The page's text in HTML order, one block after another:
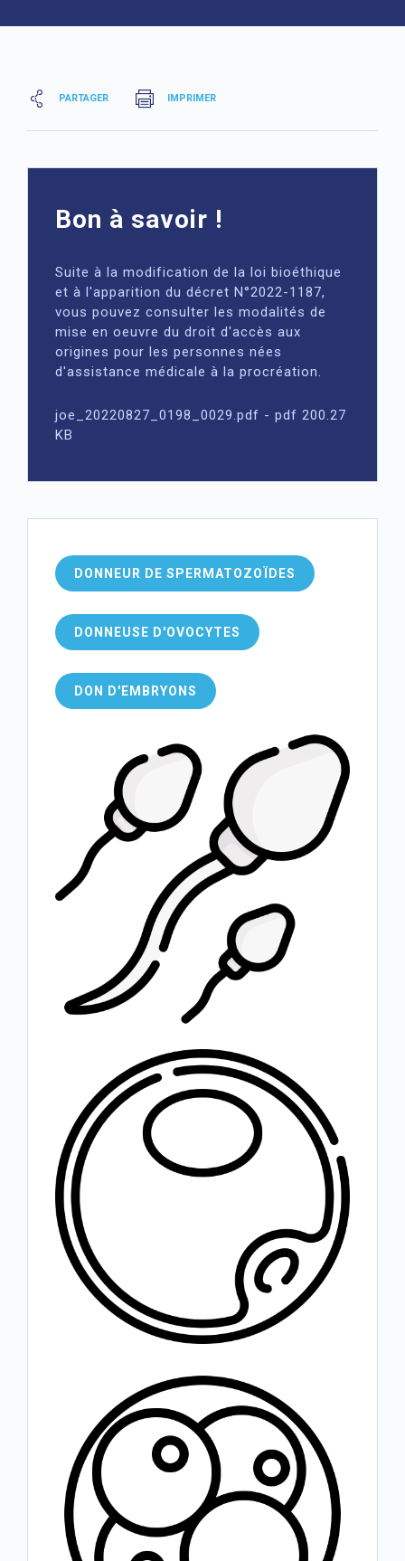
PARTAGER IMPRIMER
Bon à savoir !
Suite à la modification de la loi bioéthique
et à l'apparition du décret N°2022-1187,
vous pouvez consulter les modalités de
mise en oeuvre du droit d'accès aux
origines pour les personnes nées
d'assistance médicale à la procréation.
joe_20220827_0198_0029.pdf - pdf 200.27
KB
DONNEUR DE SPERMATOZOÏDES
DONNEUSE D'OVOCYTES
DON D'EMBRYONS